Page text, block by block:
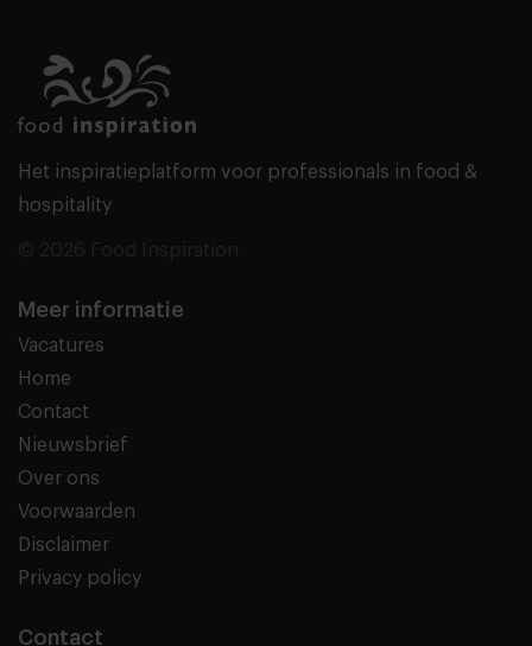
Het inspiratieplatform voor professionals in food &
hospitality
Meer informatie
Vacatures
Home
Contact
Nieuwsbrief
Over ons
Voorwaarden
Disclaimer
Privacy policy
Contact